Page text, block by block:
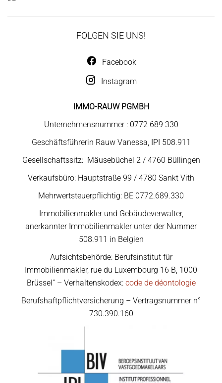
FOLGEN SIE UNS!
Facebook
Instagram
IMMO-RAUW PGMBH
Unternehmensnummer : 0772 689 330
Geschäftsführerin Rauw Vanessa, IPI 508.911
Gesellschaftssitz: Mäusebüchel 2 / 4760 Büllingen
Verkaufsbüro: Hauptstraße 99 / 4780 Sankt Vith
Mehrwertsteuerpflichtig: BE 0772.689.330
Immobilienmakler und Gebäudeverwalter,
anerkannter Immobilienmakler unter der Nummer
508.911 in Belgien
Aufsichtsbehörde: Berufsinstitut für
Immobilienmakler, rue du Luxembourg 16 B, 1000
Brüssel” – Verhaltenskodex: code de déontologie
Berufshaftpflichtversicherung – Vertragsnummer n°
730.390.160